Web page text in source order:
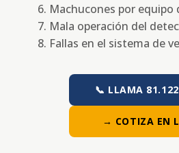
Machucones por equipo
Mala operación del
Fallas en el sistema de
📞 LLAMA
→ COTIZA EN